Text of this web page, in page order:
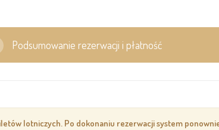
Podsumowanie rezerwacji i płatność
lotniczych. Po dokonaniu rezerwacji system